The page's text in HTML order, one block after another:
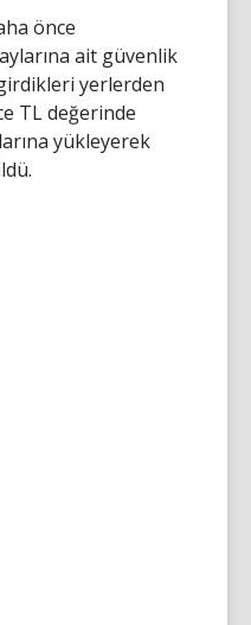
önce
ait güvenlik
yerlerden
TL değerinde
yükleyerek